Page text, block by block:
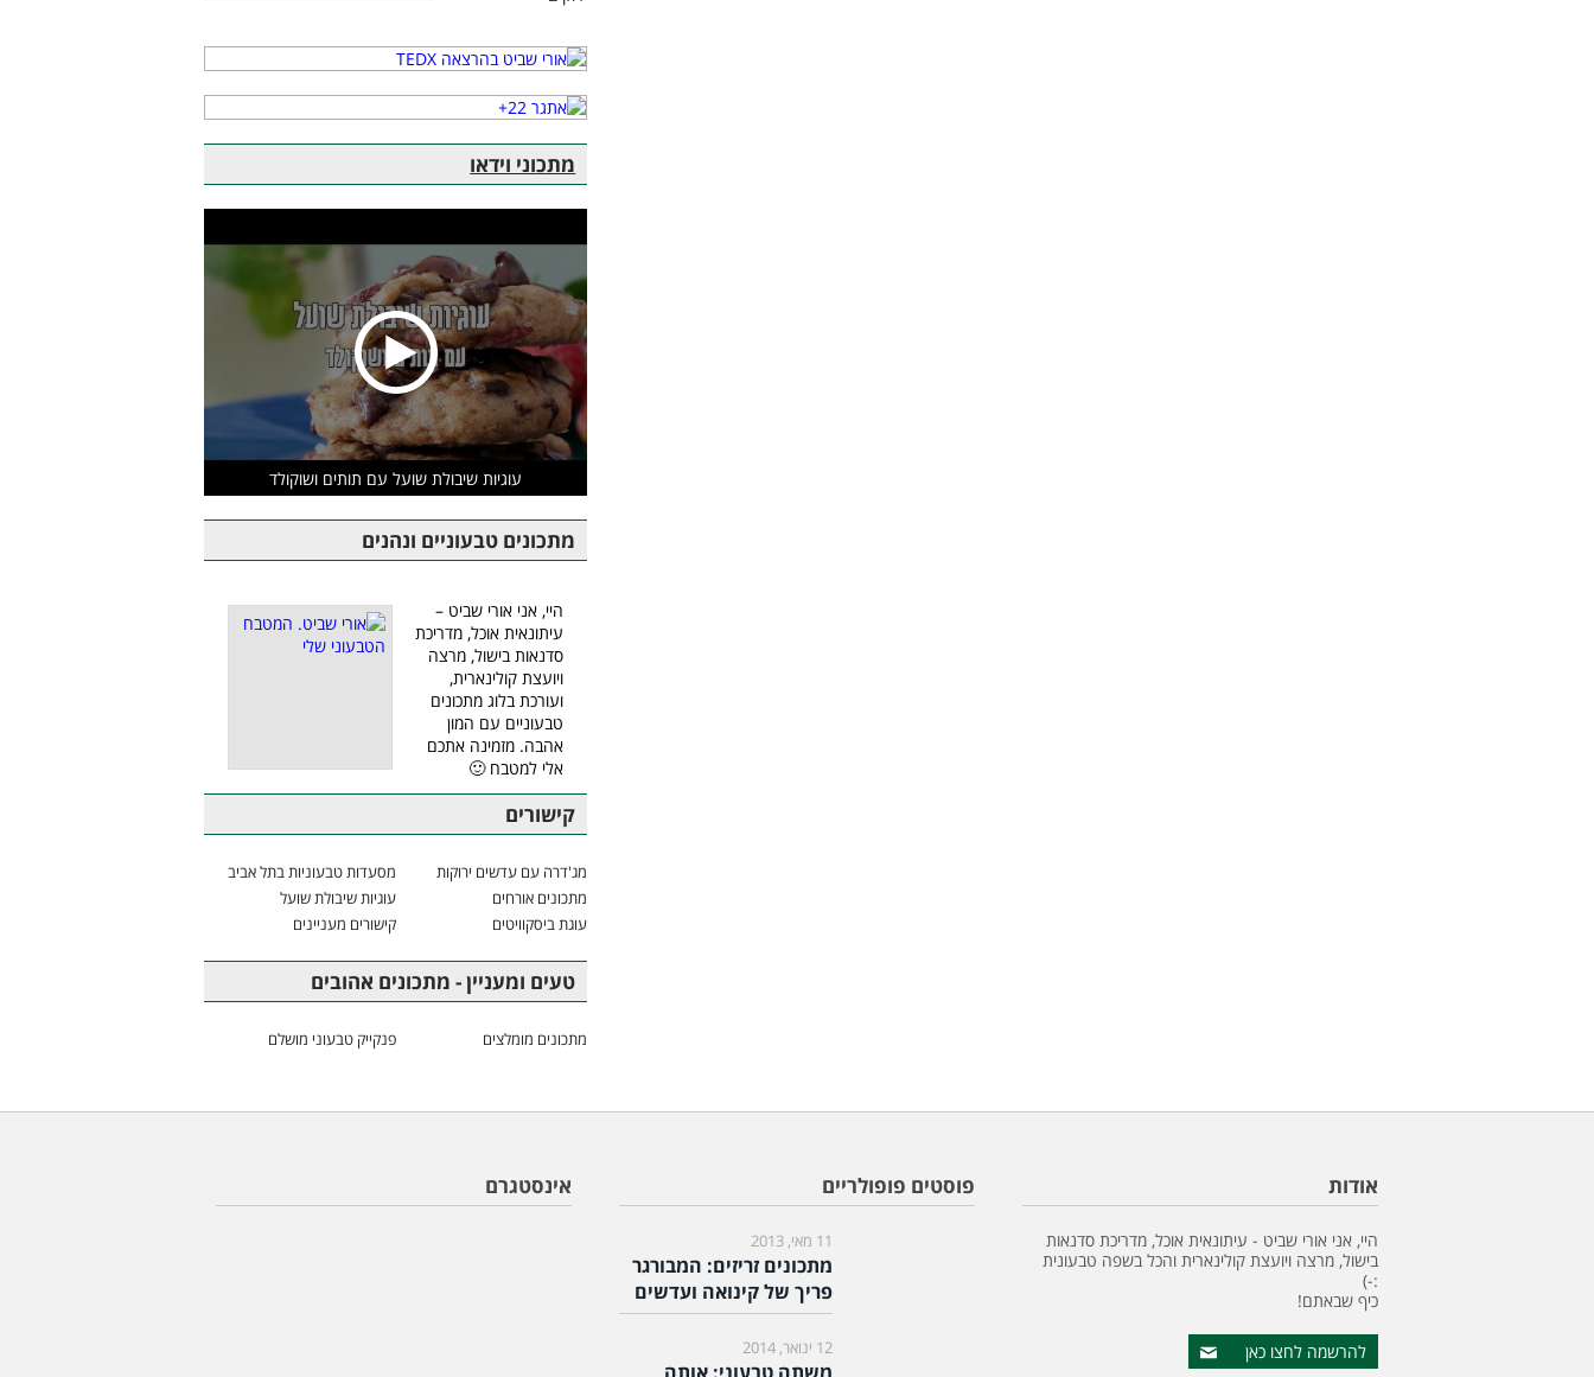
מתכוני וידאו
עוגיות שיבולת שועל עם תותים ושוקולד
מתכונים טבעוניים ונהנים
היי, אני אורי שביט –
עיתונאית אוכל, מדריכת
סדנאות בישול, מרצה
ויועצת קולינארית,
ועורכת בלוג מתכונים
טבעוניים עם המון
אהבה. מזמינה אתכם
אלי למטבח 🙂
קישורים
מג'דרה עם עדשים ירוקות
מסעדות טבעוניות בתל אביב
מתכונים אורחים
עוגיות שיבולת שועל
עוגת ביסקוויטים
קישורים מעניינים
טעים ומעניין - מתכונים אהובים
מתכונים מומלצים פנקייק טבעוני מושלם
אודות
היי, אני אורי שביט - עיתונאית אוכל, מדריכת סדנאות
בישול, מרצה ויועצת קולינארית והכל בשפה טבעונית
:-)
כיף שבאתם!
להרשמה לחצו כאן
פוסטים פופולריים
11 מאי, 2013
מתכונים זריזים: המבורגר
פריך של קינואה ועדשים
12 ינואר, 2014
אינסטגרם